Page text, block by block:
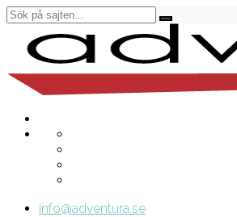
info@adventura.se